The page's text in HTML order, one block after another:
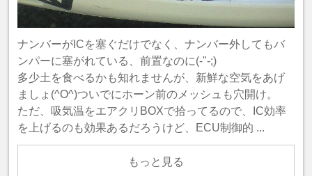
ナンバーがICを塞ぐだけでなく、ナンバー外してもバ
ンパーに塞がれている、前置なのに(-"-;)
多少土を食べるかも知れませんが、新鮮な空気をあげ
ましょ(^O^)ついでにホーン前のメッシュも穴開け。
ただ、吸気温をエアクリBOXで拾ってるので、IC効率
を上げるのも効果あるだろうけど、ECU制御的 ...
もっと見る